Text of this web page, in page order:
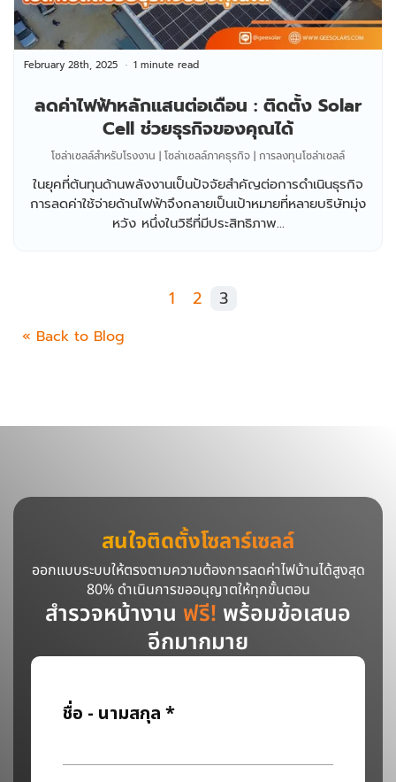
ลดค่าไฟฟ้าหลักแสนต่อเดือน : ติดตั้ง Solar
Cell ช่วยธุรกิจของคุณได้
February 28th, 2025 1 minute read
โซล่าเซลล์สำหรับโรงงาน | โซล่าเซลล์ภาคธุรกิจ | การลงทุนโซล่าเซลล์
ในยุคที่ต้นทุนด้านพลังงานเป็นปัจจัยสำคัญต่อการดำเนินธุรกิจ
การลดค่าใช้จ่ายด้านไฟฟ้าจึงกลายเป็นเป้าหมายที่หลายบริษัทมุ่ง
หวัง หนึ่งในวิธีที่มีประสิทธิภาพ...
1 2 3
« Back to Blog
สนใจติดตั้งโซลาร์เซลล์
ออกแบบระบบให้ตรงตามความต้องการลดค่าไฟบ้านได้สูงสุด
80% ดำเนินการขออนุญาตให้ทุกขั้นตอน
สำรวจหน้างาน ฟรี! พร้อมข้อเสนอ
อีกมากมาย